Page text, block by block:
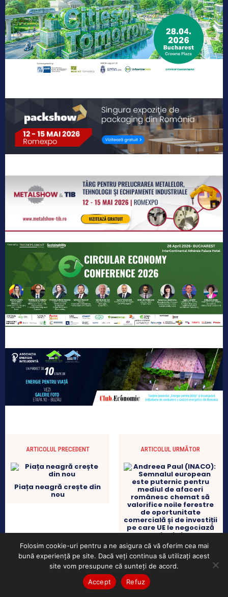
ARTICOLUL PRECEDENT
Piața neagră crește din
nou
ARTICOLUL URMĂTOR
Andreea Paul (INACO):
Semnalul european este
puternic pentru mediul
de afaceri românesc
chemat să valorifice
noile ferestre de
Folosim cookie-uri pentru a ne asigura că vă oferim cea mai
bună experiență pe site. Dacă veți continua să utilizați acest
site vom presupune că sunteți de acord.
Accept
Refuz